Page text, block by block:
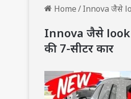
Home/Innova जैसे
Innova जैसे look
की 7-सीटर कार